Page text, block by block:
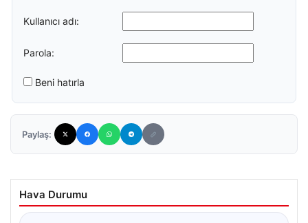
Kullanıcı adı:
Parola:
Beni hatırla
Paylaş:
Hava Durumu